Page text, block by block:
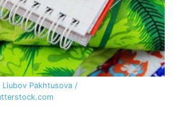
Liubov Pakhtusova /